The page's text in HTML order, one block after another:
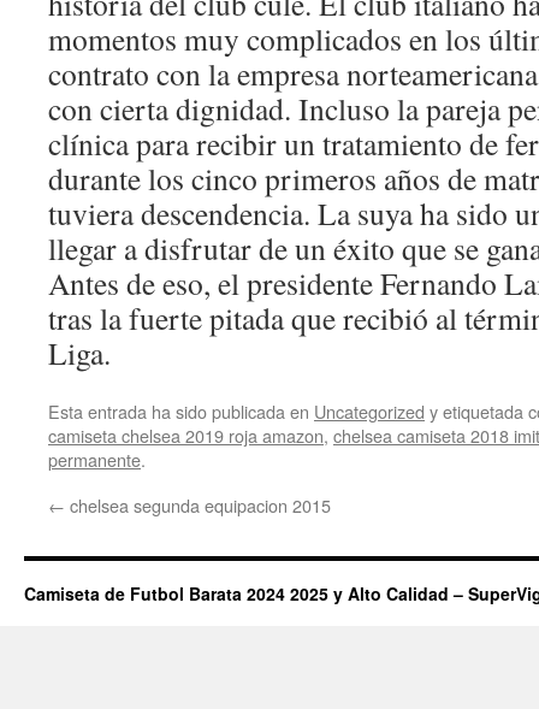
momentos muy complicados en los
contrato con la empresa
con cierta dignidad. Incluso la pareja
clínica para recibir un tratamiento de
durante los cinco primeros años de
tuviera descendencia. La suya ha sido
llegar a disfrutar de un éxito que se
Antes de eso, el presidente Fernando
tras la fuerte pitada que recibió al
Liga.
Esta entrada ha sido publicada en Uncategorized y etiquetada
camiseta chelsea 2019 roja amazon, chelsea camiseta 2018
permanente.
← chelsea segunda equipacion 2015
Camiseta de Futbol Barata 2024 2025 y Alto Calidad –